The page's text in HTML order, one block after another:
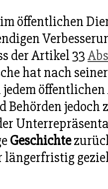
öffentlichen
der Artikel 33
hat nach
öffentlichen
Behörden jedoch
Geschichte
längerfristig